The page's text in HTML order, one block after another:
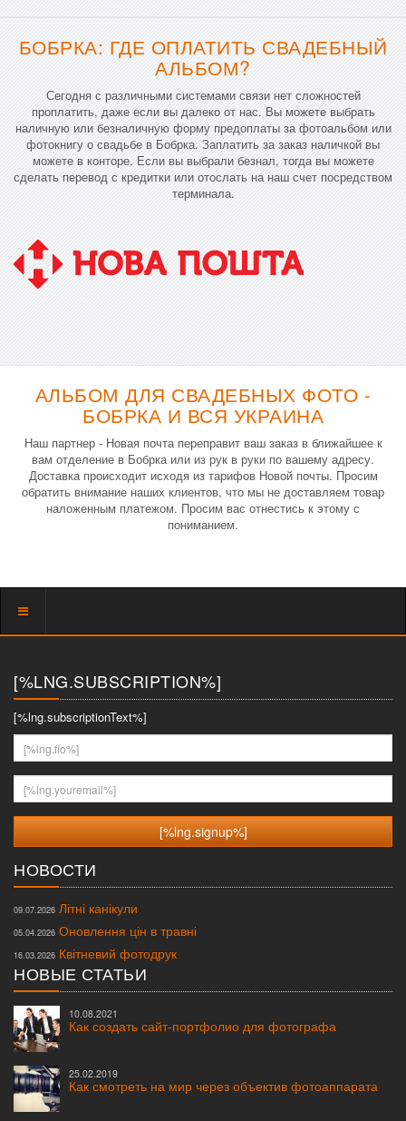
БОБРКА: ГДЕ ОПЛАТИТЬ СВАДЕБНЫЙ
АЛЬБОМ?
Сегодня с различными системами связи нет сложностей
проплатить, даже если вы далеко от нас. Вы можете выбрать
наличную или безналичную форму предоплаты за фотоальбом или
фотокнигу о свадьбе в Бобрка. Заплатить за заказ наличкой вы
можете в конторе. Если вы выбрали безнал, тогда вы можете
сделать перевод с кредитки или отослать на наш счет посредством
терминала.
АЛЬБОМ ДЛЯ СВАДЕБНЫХ ФОТО -
БОБРКА И ВСЯ УКРАИНА
Наш партнер - Новая почта переправит ваш заказ в ближайшее к
вам отделение в Бобрка или из рук в руки по вашему адресу.
Доставка происходит исходя из тарифов Новой почты. Просим
обратить внимание наших клиентов, что мы не доставляем товар
наложенным платежом. Просим вас отнестись к этому с
пониманием.
Показать
[%LNG.SUBSCRIPTION%]
[%lng.subscriptionText%]
[%lng.fio%]
[%lng.youremail%]
НОВОСТИ
09.07.2026 Літні канікули
05.04.2026 Оновлення цін в травні
16.03.2026 Квітневий фотодрук
НОВЫЕ СТАТЬИ
10.08.2021
Как создать сайт-портфолио для фотографа
25.02.2019
Как смотреть на мир через объектив фотоаппарата